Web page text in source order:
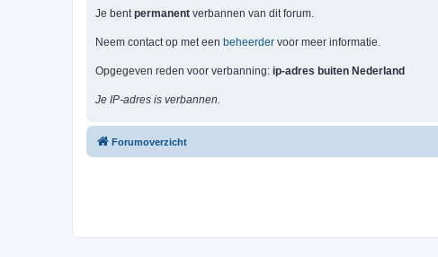
Je bentpermanent verbannen van dit forum.
Neem contact op met een beheerder voor meer informatie.
Opgegeven reden voor verbanning: ip-adres buiten Nederland
Je IP-adres is verbannen.
Forumoverzicht